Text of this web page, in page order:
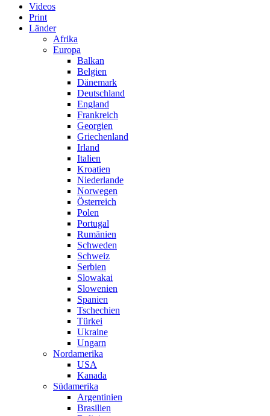
Videos
Print
Länder
Afrika
Europa
Balkan
Belgien
Dänemark
Deutschland
England
Frankreich
Georgien
Griechenland
Irland
Italien
Kroatien
Niederlande
Norwegen
Österreich
Polen
Portugal
Rumänien
Schweden
Schweiz
Serbien
Slowakai
Slowenien
Spanien
Tschechien
Türkei
Ukraine
Ungarn
Nordamerika
USA
Kanada
Südamerika
Argentinien
Brasilien